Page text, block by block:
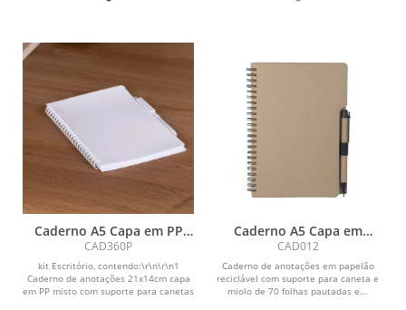
Caderno A5 Capa em PP
com caneta
CAD360P
kit Escritório, contendo:\r\n\r\n1
Caderno de anotações 21x14cm capa
em PP misto com suporte para canetas
Caderno A5 Capa em
Papelão Reciclado c/
Caneta
CAD012
Caderno de anotações em papelão
reciclável com suporte para caneta e
miolo de 70 folhas pautadas e...